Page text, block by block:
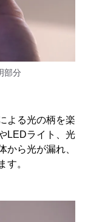
部分
よる光の柄を楽
LEDライト、光
から光が漏れ、
す。